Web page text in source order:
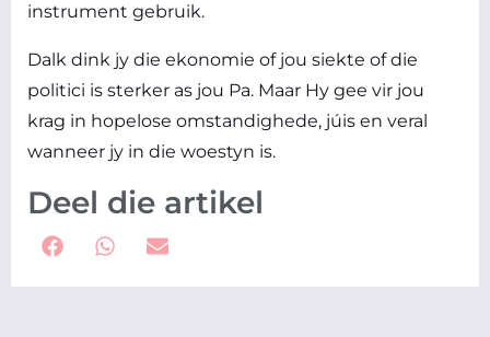
instrument gebruik.
Dalk dink jy die ekonomie of jou siekte of die
politici is sterker as jou Pa. Maar Hy gee vir jou
krag in hopelose omstandighede, júis en veral
wanneer jy in die woestyn is.
Deel die artikel